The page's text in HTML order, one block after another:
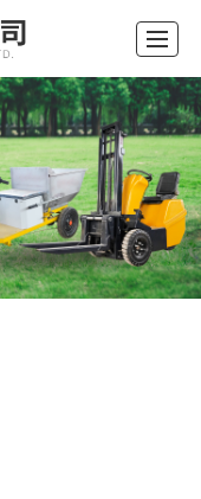
视频展示 留言反馈 联系我们